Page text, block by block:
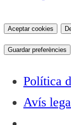
Aceptar cookies
Guardar preferències
Política
Avís